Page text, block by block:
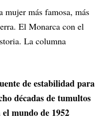
mujer más famosa, más
El Monarca con el
La columna
de estabilidad para
décadas de tumultos
mundo de 1952